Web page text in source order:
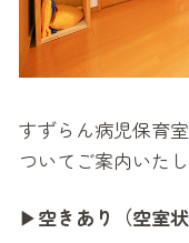
すずらん病児保育
ついてご案内いたし
▶空きあり（空室